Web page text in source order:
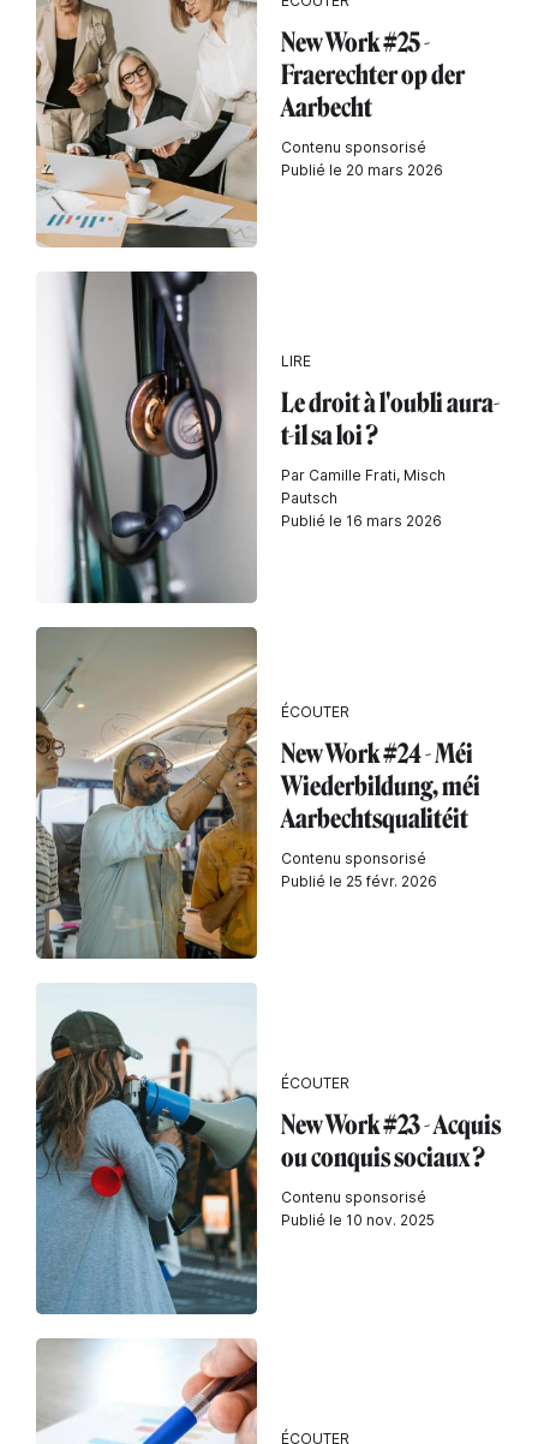
New Work #25 -
Fraerechter op der
Aarbecht
Contenu sponsorisé
Publié le 20 mars 2026
LIRE
Le droit à l'oubli aura-
t-il sa loi ?
Par Camille Frati, Misch
Pautsch
Publié le 16 mars 2026
ÉCOUTER
New Work #24 - Méi
Wiederbildung, méi
Aarbechtsqualitéit
Contenu sponsorisé
Publié le 25 févr. 2026
ÉCOUTER
New Work #23 - Acquis
ou conquis sociaux ?
Contenu sponsorisé
Publié le 10 nov. 2025
ÉCOUTER